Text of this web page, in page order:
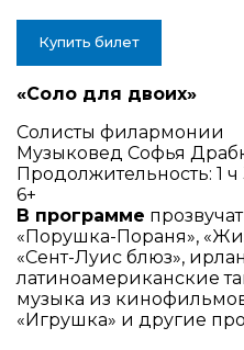
Купить билет
«Соло для двоих»
Солисты филармонии
Музыковед Софья
Продолжительность: 1
6+
В программе
«Порушка-Пораня»,
«Сент-Луис блюз»,
латиноамериканские
музыка из
«Игрушка» и другие